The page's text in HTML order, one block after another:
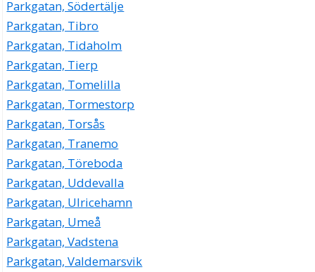
Parkgatan, Södertälje
Parkgatan, Tibro
Parkgatan, Tidaholm
Parkgatan, Tierp
Parkgatan, Tomelilla
Parkgatan, Tormestorp
Parkgatan, Torsås
Parkgatan, Tranemo
Parkgatan, Töreboda
Parkgatan, Uddevalla
Parkgatan, Ulricehamn
Parkgatan, Umeå
Parkgatan, Vadstena
Parkgatan, Valdemarsvik